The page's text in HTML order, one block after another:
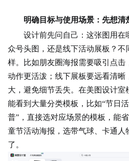
明确目标与使用场景：先想清
设计前先问自己：这张图用在
众号头图，还是线下活动展板？不
样。比如朋友圈海报需要吸引点击
动作更活泼；线下展板要远看清晰
大，避免细节丢失。在美图设计室
能看到大量分类模板，比如“节日
普”，直接选对应场景的模板，能
童节活动海报，选带气球、卡通人
了。